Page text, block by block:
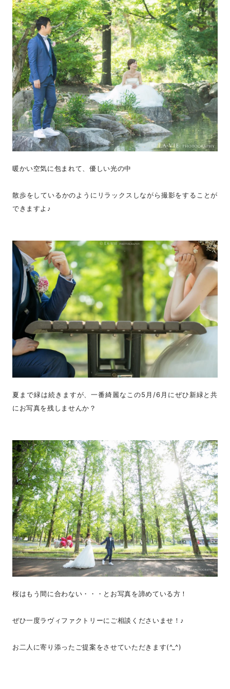
暖かい空気に包まれて、優しい光の中
散歩をしているかのようにリラックスしながら撮影をすることが
できますよ♪
夏まで緑は続きますが、一番綺麗なこの5月/6月にぜひ新緑と共
にお写真を残しませんか？
桜はもう間に合わない・・・とお写真を諦めている方！
ぜひ一度ラヴィファクトリーにご相談くださいませ！♪
お二人に寄り添ったご提案をさせていただきます(^_^)